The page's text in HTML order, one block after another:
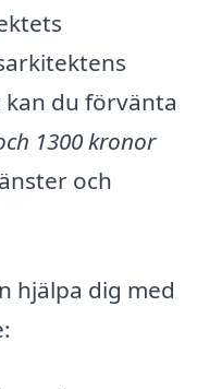
du förvänta
1300 kronor
och
hjälpa dig med